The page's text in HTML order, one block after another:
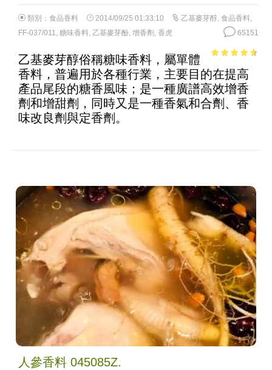
類別： 食品香料 2014/09/25 01:33:10 乙基麥芽醇, 食品香料,
FF-037/011, 糖味香料, 乙基麥芽酚, 增香劑 , 香虎 65151
of 5
乙基麥芽醇俗稱糖味香料，屬單體
香料，普遍用於各種行業，主要目的在提高
產品尾段的糖香風味；是一種廣譜高效增香
劑和增甜劑，同時又是一種香氣和合劑、香
味改良劑與定香劑。
人參香料 045085Z.